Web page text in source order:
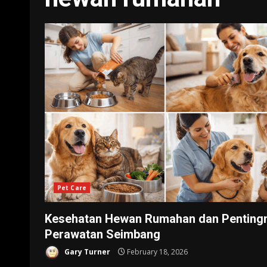
Pet Care
Kesehatan Hewan Rumahan dan
Perawatan Seimbang
Gary Turner February 18, 2026